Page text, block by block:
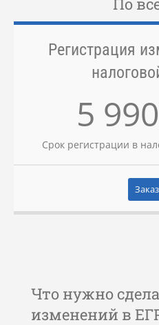
Регистрация
5
Срок регистрации в
Что нужно
изменений в